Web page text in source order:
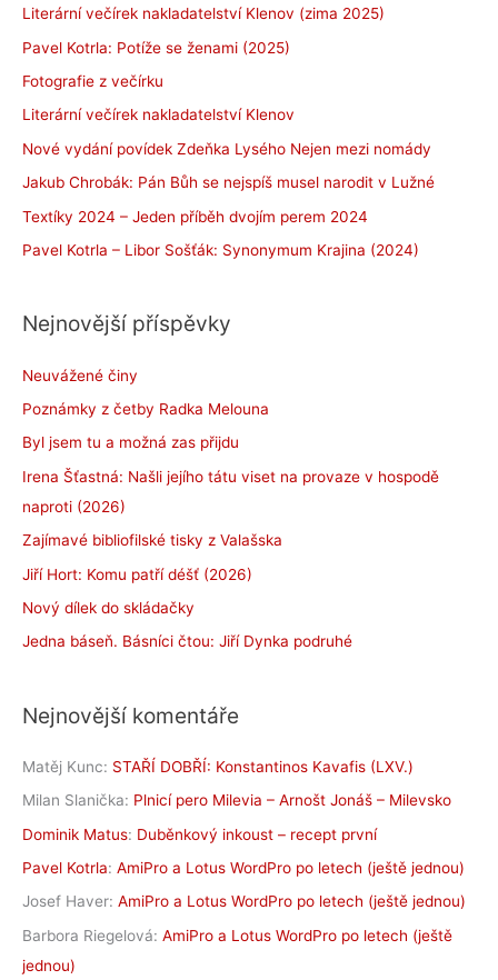
Literární večírek nakladatelství Klenov (zima 2025)
Pavel Kotrla: Potíže se ženami (2025)
Fotografie z večírku
Literární večírek nakladatelství Klenov
Nové vydání povídek Zdeňka Lysého Nejen mezi nomády
Jakub Chrobák: Pán Bůh se nejspíš musel narodit v Lužné
Textíky 2024 – Jeden příběh dvojím perem 2024
Pavel Kotrla – Libor Sošťák: Synonymum Krajina (2024)
Nejnovější příspěvky
Neuvážené činy
Poznámky z četby Radka Melouna
Byl jsem tu a možná zas přijdu
Irena Šťastná: Našli jejího tátu viset na provaze v hospodě
naproti (2026)
Zajímavé bibliofilské tisky z Valašska
Jiří Hort: Komu patří déšť (2026)
Nový dílek do skládačky
Jedna báseň. Básníci čtou: Jiří Dynka podruhé
Nejnovější komentáře
Matěj Kunc: STAŘÍ DOBŘÍ: Konstantinos Kavafis (LXV.)
Milan Slanička: Plnicí pero Milevia – Arnošt Jonáš – Milevsko
Dominik Matus: Duběnkový inkoust – recept první
Pavel Kotrla: AmiPro a Lotus WordPro po letech (ještě jednou)
Josef Haver: AmiPro a Lotus WordPro po letech (ještě jednou)
Barbora Riegelová: AmiPro a Lotus WordPro po letech (ještě
jednou)